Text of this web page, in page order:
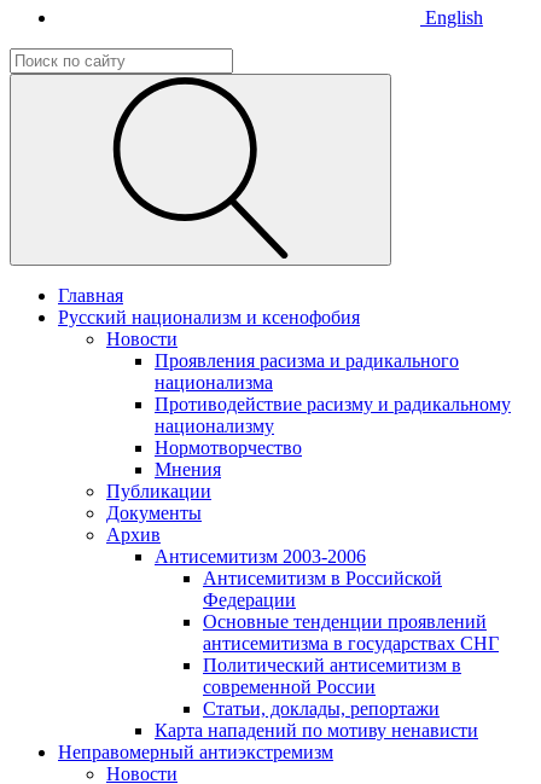
English
Главная
Русский национализм и ксенофобия
Новости
Проявления расизма и радикального
национализма
Противодействие расизму и радикальному
национализму
Нормотворчество
Мнения
Публикации
Документы
Архив
Антисемитизм 2003-2006
Антисемитизм в Российской
Федерации
Основные тенденции проявлений
антисемитизма в государствах СНГ
Политический антисемитизм в
современной России
Статьи, доклады, репортажи
Карта нападений по мотиву ненависти
Неправомерный антиэкстремизм
Новости